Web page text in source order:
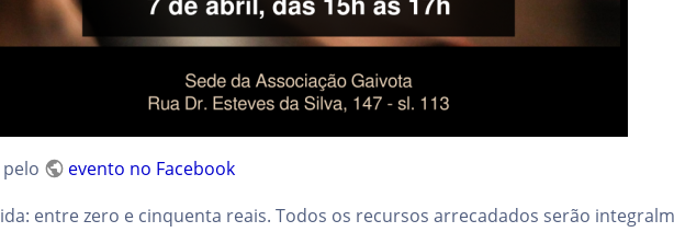
evento no Facebook
entre zero e cinquenta reais. Todos os recursos arrecadados serão